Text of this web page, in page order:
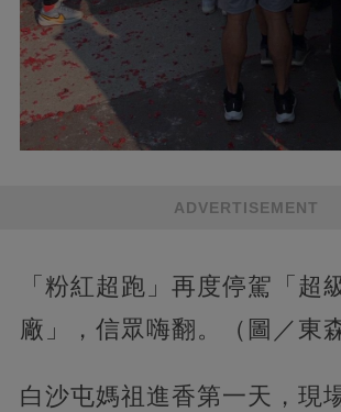
ADVERTISEMENT
「粉紅超跑」再度停駕「超
廠」，信眾嗨翻。（圖／東
白沙屯媽祖進香第一天，現